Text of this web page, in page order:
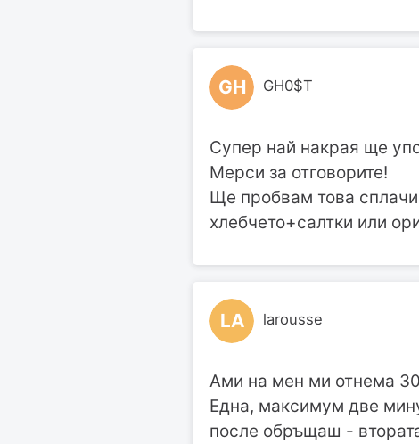
GH GH0$T
Супер най накрая ще
Мерси за отговорите!
Ще пробвам това
хлебчето+салтки или
LA larousse
Ами на мен ми отнема 30
Една, максимум две
после обръщаш -